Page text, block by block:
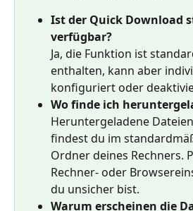
Ist der Quick Download
verfügbar?
Ja, die Funktion ist
enthalten, kann aber
konfiguriert oder
Wo finde ich
Heruntergeladene
findest du im
Ordner deines Rechners.
Rechner- oder
du unsicher bist.
Warum erscheinen die